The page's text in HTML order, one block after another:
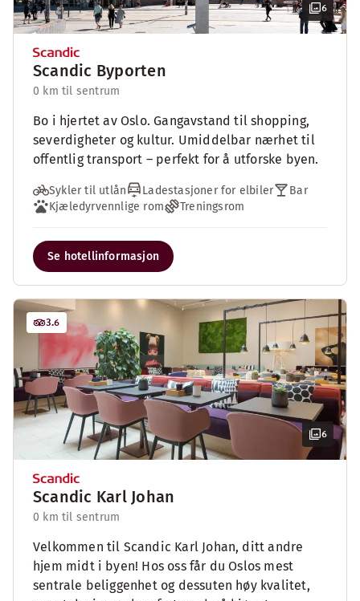
6
Scandic Byporten
0 km til sentrum
Bo i hjertet av Oslo. Gangavstand til shopping,
severdigheter og kultur. Umiddelbar nærhet til
offentlig transport – perfekt for å utforske byen.
Sykler til utlån Ladestasjoner for elbiler
Bar
Kjæledyrvennlige rom
Treningsrom
Se hotellinformasjon
6
3.6
Scandic Karl Johan
0 km til sentrum
Velkommen til Scandic Karl Johan, ditt andre
hjem midt i byen! Hos oss får du Oslos mest
sentrale beliggenhet og dessuten høy kvalitet,